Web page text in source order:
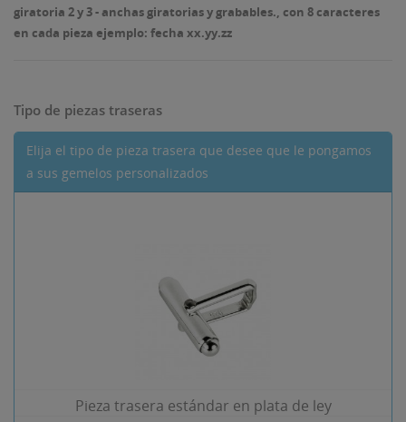
giratoria 2 y 3 - anchas giratorias y grabables., con 8 caracteres
en cada pieza ejemplo: fecha xx.yy.zz
Tipo de piezas traseras
Elija el tipo de pieza trasera que desee que le pongamos
a sus gemelos personalizados
Pieza trasera estándar en plata de ley